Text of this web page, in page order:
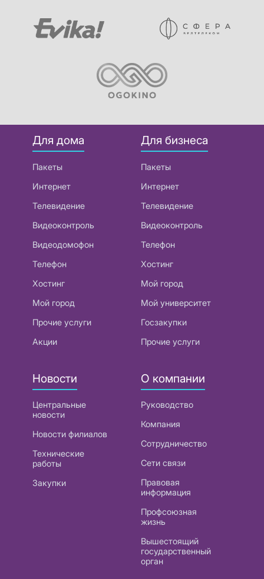
Для дома
Пакеты
Интернет
Телевидение
Видеоконтроль
Видеодомофон
Телефон
Хостинг
Мой город
Прочие услуги
Акции
Для бизнеса
Пакеты
Интернет
Телевидение
Видеоконтроль
Телефон
Хостинг
Мой город
Мой университет
Госзакупки
Прочие услуги
Новости
Центральные
новости
Новости филиалов
Технические
работы
Закупки
О компании
Руководство
Компания
Сотрудничество
Сети связи
Правовая
информация
Профсоюзная
жизнь
Вышестоящий
государственный
орган